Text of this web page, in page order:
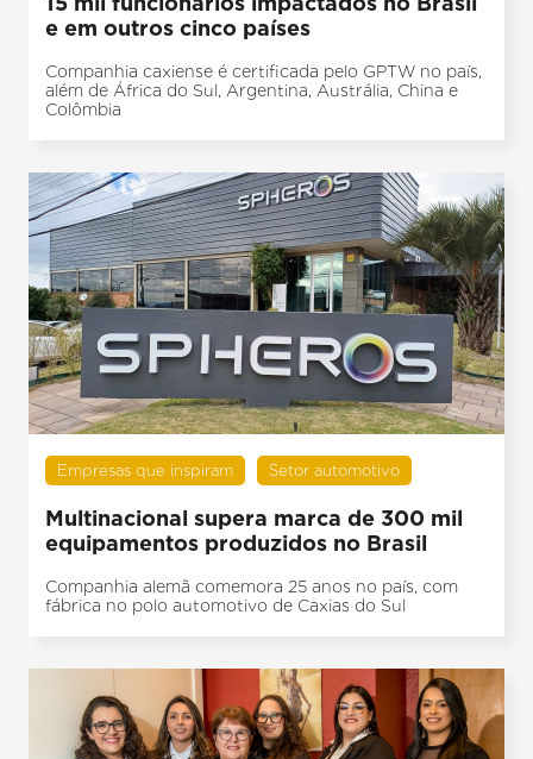
e em outros cinco países
Companhia caxiense é certificada pelo GPTW no país,
além de África do Sul, Argentina, Austrália, China e
Colômbia
Empresas que inspiram Setor automotivo
Multinacional supera marca de 300 mil
equipamentos produzidos no Brasil
Companhia alemã comemora 25 anos no país, com
fábrica no polo automotivo de Caxias do Sul